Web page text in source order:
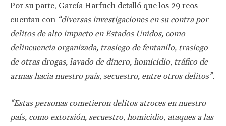
Por su parte, García Harfuch detalló que los 29 reos
cuentan con “diversas investigaciones en su contra por
delitos de alto impacto en Estados Unidos, como
delincuencia organizada, trasiego de fentanilo, trasiego
de otras drogas, lavado de dinero, homicidio, tráfico de
armas hacia nuestro país, secuestro, entre otros delitos”.
“Estas personas cometieron delitos atroces en nuestro
país, como extorsión, secuestro, homicidio, ataques a las